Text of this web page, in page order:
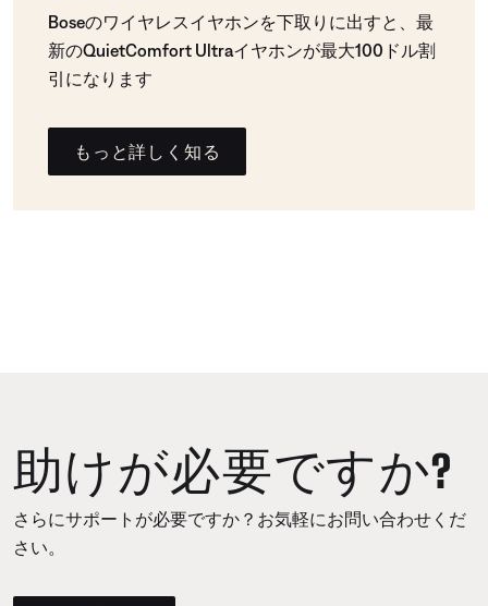
Boseのワイヤレスイヤホンを下取りに出すと、最
新のQuietComfort Ultraイヤホンが最大100ドル割
引になります
もっと詳しく知る
助けが必要ですか?
さらにサポートが必要ですか？お気軽にお問い合わせくだ
さい。